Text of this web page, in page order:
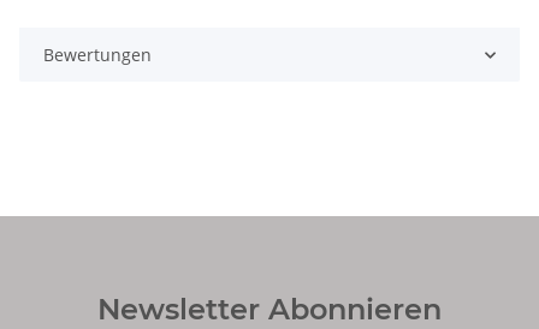
Bewertungen
Newsletter Abonnieren